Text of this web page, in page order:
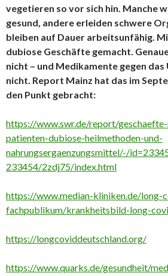
vegetieren so vor sich hin. Manche
gesund, andere erleiden schwere
bleiben auf Dauer arbeitsunfähig.
dubiose Geschäfte gemacht.
nicht – und Medikamente gegen das
nicht. Report Mainz hat das im
den Punkt gebracht:
https://www.swr.de/report/
patienten-dubiose-heilmethoden-und-
nahrungsergaenzungsmittel/-/
233454/2zdj75/index.html
https://www.median-kliniken.de/long-
fachpublikum/krankheitsbild-long-
https://longcoviddeutschland.org/
https://www.quarks.de/gesundheit/